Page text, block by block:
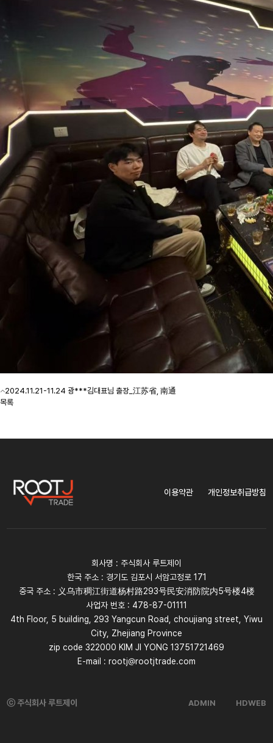
2024.11.21-11.24 광***김대표님 출장_江苏省, 南通
목록
이용약관 개인정보취급방침
회사명 : 주식회사 루트제이
한국 주소 : 경기도 김포시 서암고정로 171
중국 주소 : 义乌市稠江街道杨村路293号民安消防院内5号楼4楼
사업자 번호 : 478-87-01111
4th Floor, 5 building, 293 Yangcun Road, choujiang street, Yiwu
City, Zhejiang Province
zip code 322000 KIM JI YONG 13751721469
E-mail : rootj@rootjtrade.com
ⓒ 주식회사 루트제이 ADMIN HDWEB